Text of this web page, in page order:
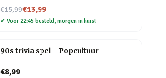
€15,99
Nu voor€13,99
✔ Voor 22:45 besteld, morgen in huis!
90s trivia spel – Popcultuur
€8,99